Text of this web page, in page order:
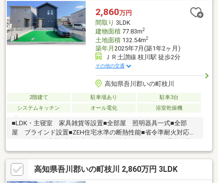
れていて、電車通りまでは徒歩3分(約170m)と各方面へのアクセ
ス良好！比較的スーパーにも近いので、毎日のお買物に便利な点
も嬉しいですね♪
2,860万円
間取り 3LDK
建物面積77.83m2
土地面積132.54m2
築年月 2025年7月(築1年2ヶ月)
ＪＲ土讃線 枝川駅 徒歩2分
その他の交通
高知県吾川郡いの町枝川
2階建て 駐車場あり
駐車3台
システムキッチン
オール電化 浴室乾燥機
■LDK・主寝室 家具雑貨等設置■全部屋 照明器具一式■全部
屋 ブラインド設置■ZEH住宅水準の断熱性能■省令準耐火対応
樹脂複合サッシ■食器洗浄乾燥機■IHクッキングヒーター■浴室暖
房乾燥機■玄関収納■シャワートイレ■境界ブロック・フェンス工
事■車庫土間コンクリート打ち、砕石入れ■TVアンテナ工事（地デ
ジのみ）■エコキュート370リットル普通型フルオート
高知県吾川郡いの町枝川 2,860万円 3LDK